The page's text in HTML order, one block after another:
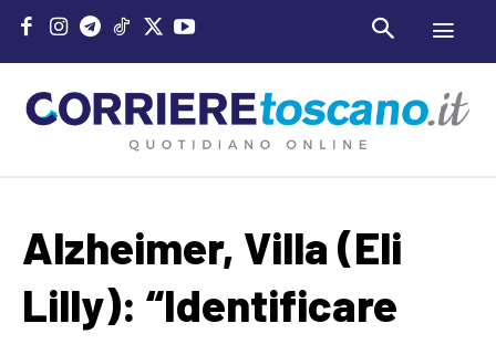
Alzheimer, Villa (Eli
Lilly): “Identificare